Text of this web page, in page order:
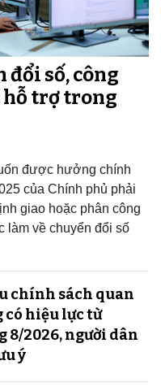
đổi số, công
hỗ trợ trong
được hưởng chính
của Chính phủ phải
giao hoặc phân công
làm về chuyển đổi số
chính sách quan
có hiệu lực từ
8/2026, người dân
ý